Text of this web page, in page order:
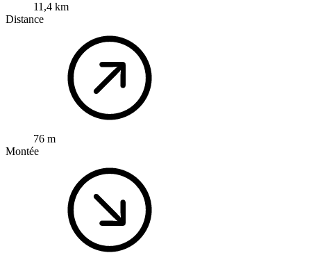
11,4 km
Distance
76 m
Montée